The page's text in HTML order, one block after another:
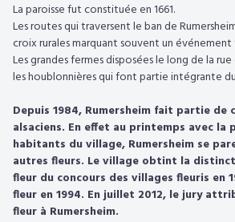
La paroisse fut constituée en 1661.
Les routes qui traversent le ban de
croix rurales marquant souvent un
Les grandes fermes disposées le long de la
les houblonnières qui font partie intégrante
Depuis 1984, Rumersheim fait partie de
alsaciens. En effet au printemps avec
habitants du village, Rumersheim se
autres fleurs. Le village obtint la
fleur du concours des villages fleuris en
fleur en 1994. En juillet 2012, le jury
fleur à Rumersheim.